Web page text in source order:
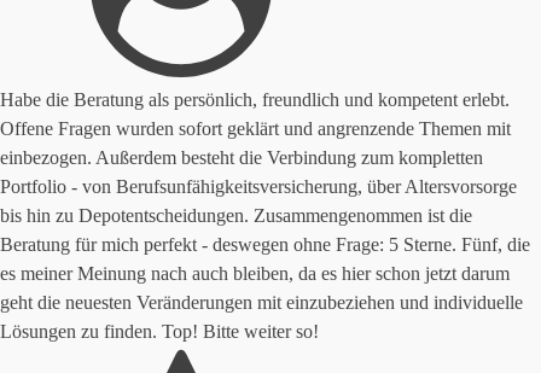
Habe die Beratung als persönlich, freundlich und kompetent erlebt.
Offene Fragen wurden sofort geklärt und angrenzende Themen mit
einbezogen. Außerdem besteht die Verbindung zum kompletten
Portfolio - von Berufsunfähigkeitsversicherung, über Altersvorsorge
bis hin zu Depotentscheidungen. Zusammengenommen ist die
Beratung für mich perfekt - deswegen ohne Frage: 5 Sterne. Fünf, die
es meiner Meinung nach auch bleiben, da es hier schon jetzt darum
geht die neuesten Veränderungen mit einzubeziehen und individuelle
Lösungen zu finden. Top! Bitte weiter so!